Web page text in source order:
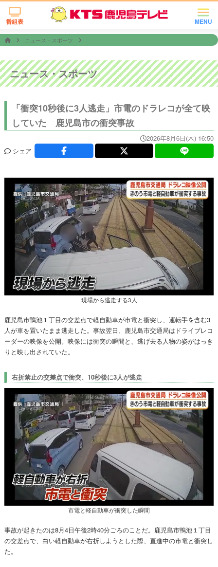
MENU
番組表
ニュース・スポーツ
ニュース・スポーツ
「衝突10秒後に3人逃走」市電のドラレコが全て映
していた 鹿児島市の衝突事故
2026年8月6日(木) 16:50
シェア
現場から逃走する3人
鹿児島市鴨池１丁目の交差点で軽自動車が市電と衝突し、運転手を含む3
人が車を置いたまま逃走した。事故翌日、鹿児島市交通局はドライブレコ
ーダーの映像を公開。映像には衝突の瞬間と、逃げ去る人物の姿がはっき
りと映し出されていた。
右折禁止の交差点で衝突、10秒後に3人が逃走
市電と軽自動車が衝突した瞬間
事故が起きたのは8月4日午後2時40分ごろのことだ。鹿児島市鴨池１丁目
の交差点で、白い軽自動車が右折しようとした際、直進中の市電と衝突し
た。